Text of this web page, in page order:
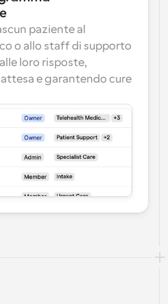
paziente al
o allo staff di supporto
loro risposte,
e garantendo cure